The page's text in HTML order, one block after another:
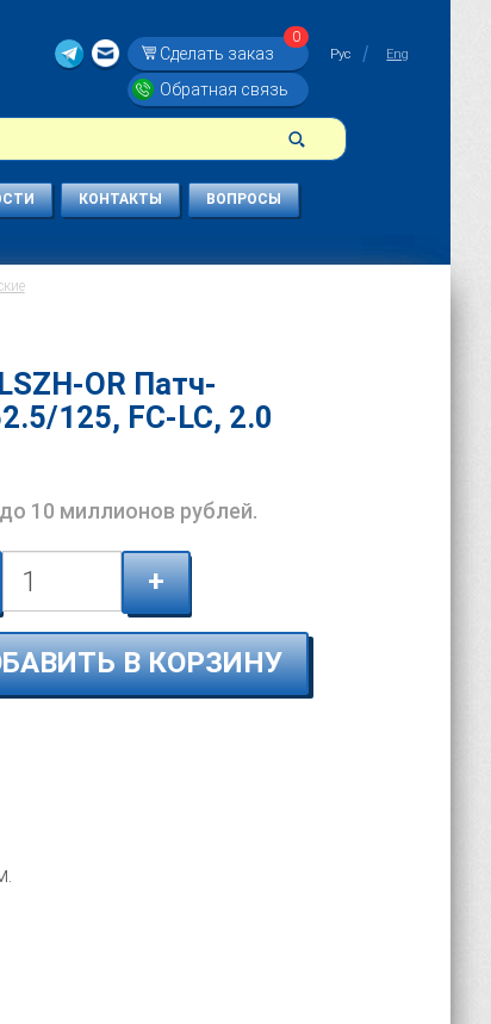
Сделать заказ
0
Обратная связь
Рус Eng
КОНТАКТЫ
ВОПРОСЫ
OR Патч-
125, FC-LC, 2.0
10 миллионов рублей.
+
В КОРЗИНУ